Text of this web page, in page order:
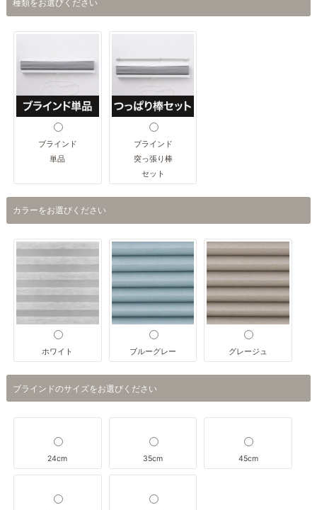
種類をお選びください
ブラインド
単品
ブラインド
突っ張り棒
セット
カラーをお選びください
ホワイト ブルーグレー グレージュ
ブラインドのサイズをお選びください
24cm 35cm 45cm